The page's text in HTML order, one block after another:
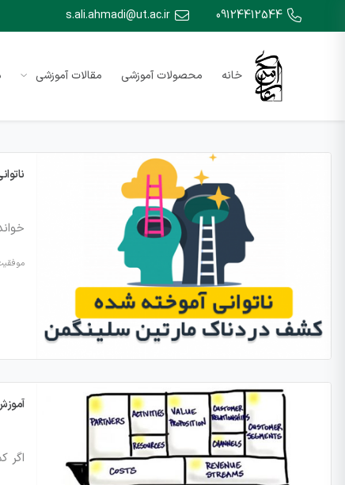
09124412544
s.ali.ahmadi@ut.ac.ir
خانه محصولات آموزشی مقالات آموزشی
اگر